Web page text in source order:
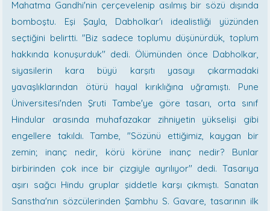
Mahatma Gandhi'nin çerçevelenip asılmış bir sözü dışında
bomboştu. Eşi Şayla, Dabholkar'ı idealistliği yüzünden
seçtiğini belirtti. "Biz sadece toplumu düşünürdük, toplum
hakkında konuşurduk'' dedi. Ölümünden önce Dabholkar,
siyasilerin kara büyü karşıtı yasayı çıkarmadaki
yavaşlıklarından ötürü hayal kırıklığına uğramıştı. Pune
Üniversitesi'nden Şruti Tambe'ye göre tasarı, orta sınıf
Hindular arasında muhafazakar zihniyetin yükselişi gibi
engellere takıldı. Tambe, "Sözünü ettiğimiz, kaygan bir
zemin; inanç nedir, körü körüne inanç nedir? Bunlar
birbirinden çok ince bir çizgiyle ayrılıyor'' dedi. Tasarıya
aşırı sağcı Hindu gruplar şiddetle karşı çıkmıştı. Sanatan
Sanstha'nın sözcülerinden Şambhu S. Gavare, tasarının ilk